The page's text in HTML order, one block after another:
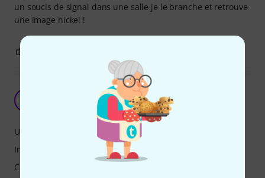
un soucis de signal dans une salle je le branche et retrouve
une image nickel !
Meilleur convertisseur SDI-HDMI
Good way prod 10.04.2026
Utilisation
Image/Son
Caractéristiques